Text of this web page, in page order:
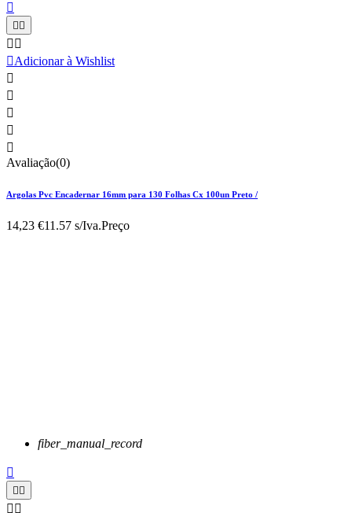

 
 
Adicionar à Wishlist





Avaliação(0)
Argolas Pvc Encadernar 16mm para 130 Folhas Cx 100un Preto /
14,23 €11.57 s/Iva.Preço
fiber_manual_record

 
 